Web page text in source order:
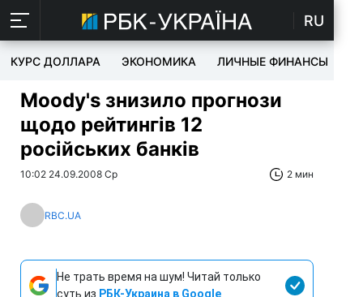
RU
КУРС ДОЛЛАРА ЭКОНОМИКА ЛИЧНЫЕ ФИНАНСЫ
Moody's знизило прогнози
щодо рейтингів 12
російських банків
10:02 24.09.2008 Ср 2 мин
RBC.UA
Не трать время на шум! Читай только
суть из РБК-Украина в Google